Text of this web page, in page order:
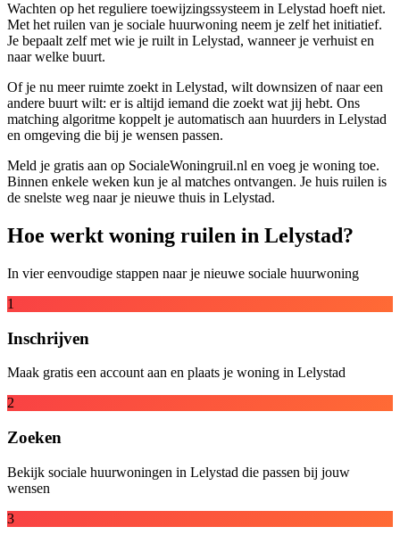
Wachten op het reguliere toewijzingssysteem in Lelystad hoeft niet.
Met het ruilen van je sociale huurwoning neem je zelf het initiatief.
Je bepaalt zelf met wie je ruilt in Lelystad, wanneer je verhuist en
naar welke buurt.
Of je nu meer ruimte zoekt in Lelystad, wilt downsizen of naar een
andere buurt wilt: er is altijd iemand die zoekt wat jij hebt. Ons
matching algoritme koppelt je automatisch aan huurders in Lelystad
en omgeving die bij je wensen passen.
Meld je gratis aan op SocialeWoningruil.nl en voeg je woning toe.
Binnen enkele weken kun je al matches ontvangen. Je huis ruilen is
de snelste weg naar je nieuwe thuis in Lelystad.
Hoe werkt woning ruilen in Lelystad?
In vier eenvoudige stappen naar je nieuwe sociale huurwoning
1
Inschrijven
Maak gratis een account aan en plaats je woning in Lelystad
2
Zoeken
Bekijk sociale huurwoningen in Lelystad die passen bij jouw
wensen
3